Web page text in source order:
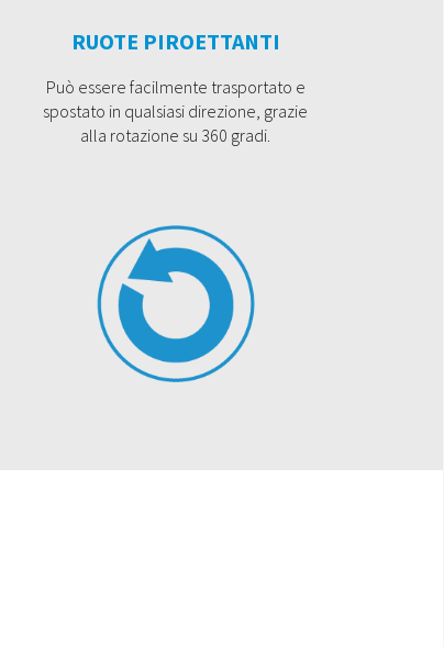
RUOTE PIROETTANTI
Può essere facilmente trasportato e
spostato in qualsiasi direzione, grazie
alla rotazione su 360 gradi.